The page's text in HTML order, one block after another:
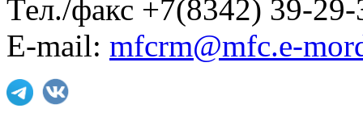
Тел./факс +7(8342) 39-29-
E-mail: mfcrm@mfc.e-